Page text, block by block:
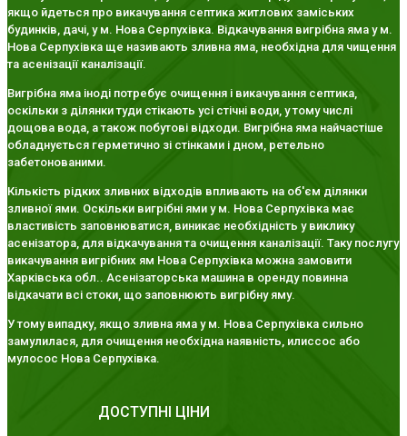
якщо йдеться про викачування септика житлових заміських
будинків, дачі, у м. Нова Серпухівка. Відкачування вигрібна яма у м.
Нова Серпухівка ще називають зливна яма, необхідна для чищення
та асенізації каналізації.
Вигрібна яма іноді потребує очищення і викачування септика,
оскільки з ділянки туди стікають усі стічні води, у тому числі
дощова вода, а також побутові відходи. Вигрібна яма найчастіше
обладнується герметично зі стінками і дном, ретельно
забетонованими.
Кількість рідких зливних відходів впливають на об'єм ділянки
зливної ями. Оскільки вигрібні ями у м. Нова Серпухівка має
властивість заповнюватися, виникає необхідність у виклику
асенізатора, для відкачування та очищення каналізації. Таку послугу
викачування вигрібних ям Нова Серпухівка можна замовити
Харківська обл.. Асенізаторська машина в оренду повинна
відкачати всі стоки, що заповнюють вигрібну яму.
У тому випадку, якщо зливна яма у м. Нова Серпухівка сильно
замулилася, для очищення необхідна наявність, илиссос або
мулосос Нова Серпухівка.
ДОСТУПНІ ЦІНИ